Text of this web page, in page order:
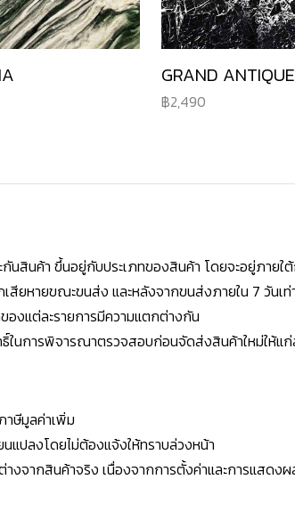
GRAND ANTIQUE
2,490
กันสินค้า ขึ้นอยู่กับประเภทของสินค้า โดยจะอยู่ภาย
สียหายขณะขนส่ง และหลังจากขนส่งภายใน 7 วันเท่
องแต่ละรายการมีความแตกต่างกัน
ในการพิจารณาตรวจสอบก่อนจัดส่งสินค้าใหม่ให้แ
าษีมูลค่าเพิ่ม
นแปลงโดยไม่ต้องแจ้งให้ทราบล่วงหน้า
งจากสินค้าจริง เนื่องจากการตั้งค่าและการแสดง